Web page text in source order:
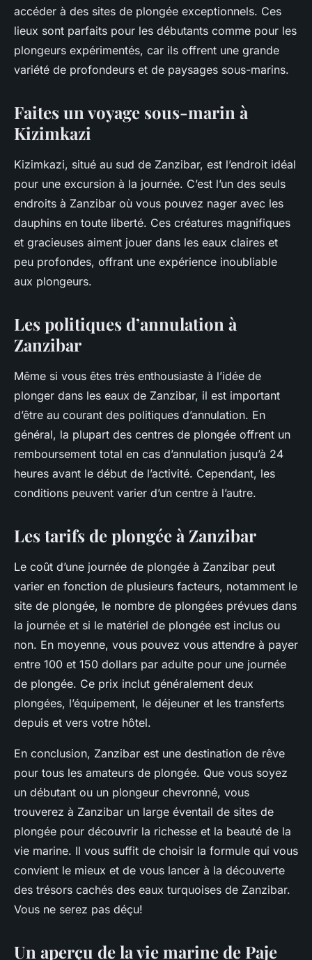
accéder à des sites de plongée exceptionnels. Ces
lieux sont parfaits pour les débutants comme pour les
plongeurs expérimentés, car ils offrent une grande
variété de profondeurs et de paysages sous-marins.
Faites un voyage sous-marin à
Kizimkazi
Kizimkazi, situé au sud de Zanzibar, est l’endroit idéal
pour une excursion à la journée. C’est l’un des seuls
endroits à Zanzibar où vous pouvez nager avec les
dauphins en toute liberté. Ces créatures magnifiques
et gracieuses aiment jouer dans les eaux claires et
peu profondes, offrant une expérience inoubliable
aux plongeurs.
Les politiques d’annulation à
Zanzibar
Même si vous êtes très enthousiaste à l’idée de
plonger dans les eaux de Zanzibar, il est important
d’être au courant des politiques d’annulation. En
général, la plupart des centres de plongée offrent un
remboursement total en cas d’annulation jusqu’à 24
heures avant le début de l’activité. Cependant, les
conditions peuvent varier d’un centre à l’autre.
Les tarifs de plongée à Zanzibar
Le coût d’une journée de plongée à Zanzibar peut
varier en fonction de plusieurs facteurs, notamment le
site de plongée, le nombre de plongées prévues dans
la journée et si le matériel de plongée est inclus ou
non. En moyenne, vous pouvez vous attendre à payer
entre 100 et 150 dollars par adulte pour une journée
de plongée. Ce prix inclut généralement deux
plongées, l’équipement, le déjeuner et les transferts
depuis et vers votre hôtel.
En conclusion, Zanzibar est une destination de rêve
pour tous les amateurs de plongée. Que vous soyez
un débutant ou un plongeur chevronné, vous
trouverez à Zanzibar un large éventail de sites de
plongée pour découvrir la richesse et la beauté de la
vie marine. Il vous suffit de choisir la formule qui vous
convient le mieux et de vous lancer à la découverte
des trésors cachés des eaux turquoises de Zanzibar.
Vous ne serez pas déçu!
Un aperçu de la vie marine de Paje